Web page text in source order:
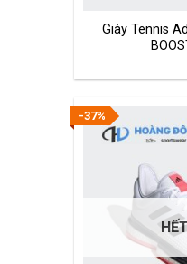
Giày Tennis
-37%